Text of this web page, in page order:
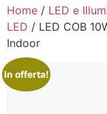
Home / LED e
LED / LED COB
Indoor
In offerta!